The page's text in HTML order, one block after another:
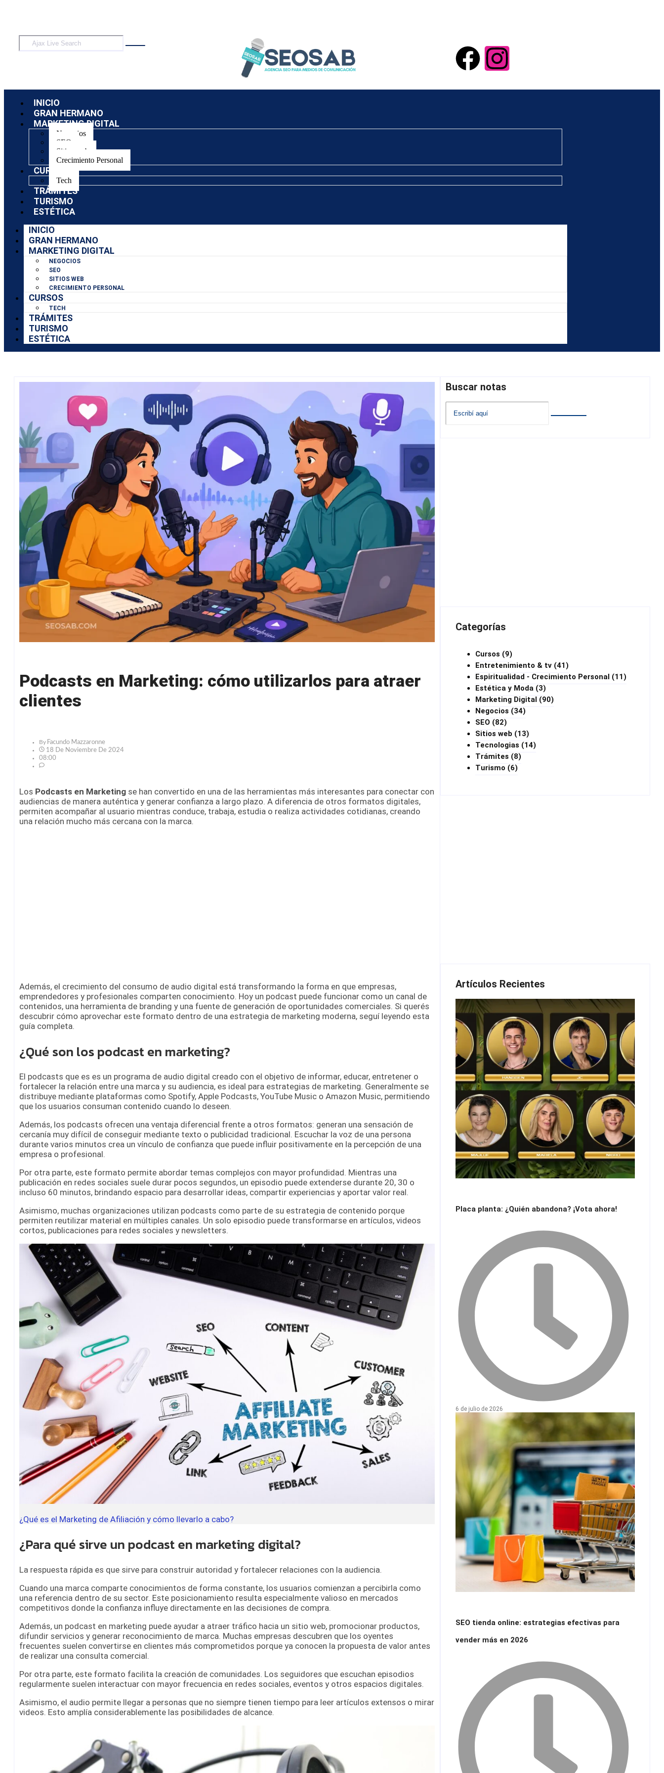
INICIO
GRAN HERMANO
MARKETING DIGITAL
Negocios
SEO
Sitios web
Crecimiento Personal
CURSOS
Tech
TRÁMITES
TURISMO
ESTÉTICA
INICIO
GRAN HERMANO
MARKETING DIGITAL
NEGOCIOS
SEO
SITIOS WEB
CRECIMIENTO PERSONAL
CURSOS
TECH
TRÁMITES
TURISMO
ESTÉTICA
Podcasts en Marketing: cómo utilizarlos para atraer
clientes
By Facundo Mazzaronne
18 De Noviembre De 2024
08:00
Los Podcasts en Marketing se han convertido en una de las herramientas más interesantes para conectar con
audiencias de manera auténtica y generar confianza a largo plazo. A diferencia de otros formatos digitales,
permiten acompañar al usuario mientras conduce, trabaja, estudia o realiza actividades cotidianas, creando
una relación mucho más cercana con la marca.
Además, el crecimiento del consumo de audio digital está transformando la forma en que empresas,
emprendedores y profesionales comparten conocimiento. Hoy un podcast puede funcionar como un canal de
contenidos, una herramienta de branding y una fuente de generación de oportunidades comerciales. Si querés
descubrir cómo aprovechar este formato dentro de una estrategia de marketing moderna, seguí leyendo esta
guía completa.
¿Qué son los podcast en marketing?
El podcasts que es es un programa de audio digital creado con el objetivo de informar, educar, entretener o
fortalecer la relación entre una marca y su audiencia, es ideal para estrategias de marketing. Generalmente se
distribuye mediante plataformas como Spotify, Apple Podcasts, YouTube Music o Amazon Music, permitiendo
que los usuarios consuman contenido cuando lo deseen.
Además, los podcasts ofrecen una ventaja diferencial frente a otros formatos: generan una sensación de
cercanía muy difícil de conseguir mediante texto o publicidad tradicional. Escuchar la voz de una persona
durante varios minutos crea un vínculo de confianza que puede influir positivamente en la percepción de una
empresa o profesional.
Por otra parte, este formato permite abordar temas complejos con mayor profundidad. Mientras una
publicación en redes sociales suele durar pocos segundos, un episodio puede extenderse durante 20, 30 o
incluso 60 minutos, brindando espacio para desarrollar ideas, compartir experiencias y aportar valor real.
Asimismo, muchas organizaciones utilizan podcasts como parte de su estrategia de contenido porque
permiten reutilizar material en múltiples canales. Un solo episodio puede transformarse en artículos, videos
cortos, publicaciones para redes sociales y newsletters.
¿Qué es el Marketing de Afiliación y cómo llevarlo a cabo?
¿Para qué sirve un podcast en marketing digital?
La respuesta rápida es que sirve para construir autoridad y fortalecer relaciones con la audiencia.
Cuando una marca comparte conocimientos de forma constante, los usuarios comienzan a percibirla como
una referencia dentro de su sector. Este posicionamiento resulta especialmente valioso en mercados
competitivos donde la confianza influye directamente en las decisiones de compra.
Además, un podcast en marketing puede ayudar a atraer tráfico hacia un sitio web, promocionar productos,
difundir servicios y generar reconocimiento de marca. Muchas empresas descubren que los oyentes
frecuentes suelen convertirse en clientes más comprometidos porque ya conocen la propuesta de valor antes
de realizar una consulta comercial.
Por otra parte, este formato facilita la creación de comunidades. Los seguidores que escuchan episodios
regularmente suelen interactuar con mayor frecuencia en redes sociales, eventos y otros espacios digitales.
Asimismo, el audio permite llegar a personas que no siempre tienen tiempo para leer artículos extensos o mirar
videos. Esto amplía considerablemente las posibilidades de alcance.
Buscar notas
Categorías
Cursos (9)
Entretenimiento & tv(41)
Espiritualidad - Crecimiento Personal (11)
Estética y Moda(3)
Marketing Digital (90)
Negocios (34)
SEO (82)
Sitios web (13)
Tecnologias (14)
Trámites (8)
Turismo (6)
Artículos Recientes
Placa planta: ¿Quién abandona? ¡Vota ahora!
6 de julio de 2026
SEO tienda online: estrategias efectivas para
vender más en 2026